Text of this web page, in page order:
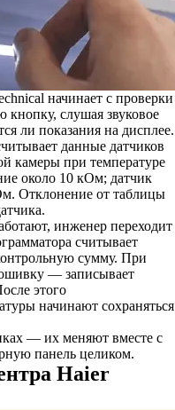
начинает с проверки
слушая звуковое
ли показания на дисплее.
данные датчиков
камеры при температуре
около 10 кОм; датчик
Отклонение от таблицы
инженер переходит
считывает
сумму. При
— записывает
этого
начинают сохраняться
— их меняют вместе с
панель целиком.
Haier